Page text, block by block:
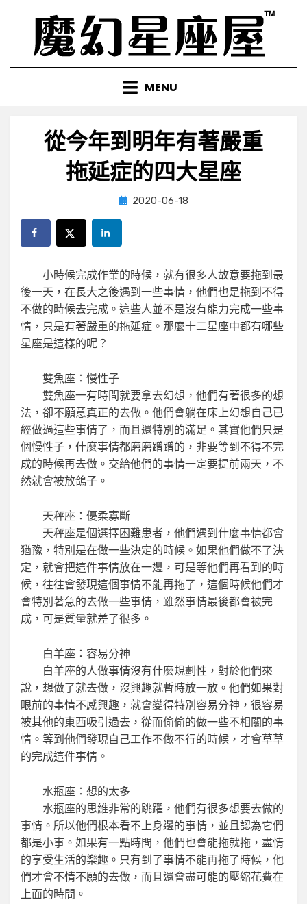
content
MENU
從今年到明年有著嚴重
拖延症的四大星座
by小編
Posted
2020-06-18
小時候完成作業的時候，就有很多人故意要拖到最
後一天，在長大之後遇到一些事情，他們也是拖到不得
不做的時候去完成。這些人並不是沒有能力完成一些事
情，只是有著嚴重的拖延症。那麼十二星座中都有哪些
星座是這樣的呢？
雙魚座：慢性子
雙魚座一有時間就要拿去幻想，他們有著很多的想
法，卻不願意真正的去做。他們會躺在床上幻想自己已
經做過這些事情了，而且還特別的滿足。其實他們只是
個慢性子，什麼事情都磨磨蹭蹭的，非要等到不得不完
成的時候再去做。交給他們的事情一定要提前兩天，不
然就會被放鴿子。
天秤座：優柔寡斷
天秤座是個選擇困難患者，他們遇到什麼事情都會
猶豫，特別是在做一些決定的時候。如果他們做不了決
定，就會把這件事情放在一邊，可是等他們再看到的時
候，往往會發現這個事情不能再拖了，這個時候他們才
會特別著急的去做一些事情，雖然事情最後都會被完
成，可是質量就差了很多。
白羊座：容易分神
白羊座的人做事情沒有什麼規劃性，對於他們來
說，想做了就去做，沒興趣就暫時放一放。他們如果對
眼前的事情不感興趣，就會變得特別容易分神，很容易
被其他的東西吸引過去，從而偷偷的做一些不相關的事
情。等到他們發現自己工作不做不行的時候，才會草草
的完成這件事情。
水瓶座：想的太多
水瓶座的思維非常的跳躍，他們有很多想要去做的
事情。所以他們根本看不上身邊的事情，並且認為它們
都是小事。如果有一點時間，他們也會能拖就拖，盡情
的享受生活的樂趣。只有到了事情不能再拖了時候，他
們才會不情不願的去做，而且還會盡可能的壓縮花費在
上面的時間。